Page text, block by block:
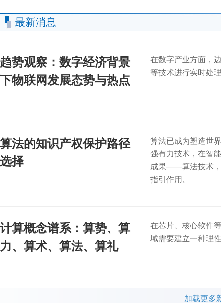
最新消息
趋势观察：数字经济背景
下物联网发展态势与热点
在数字产业方面，
等技术进行实时处
算法的知识产权保护路径
选择
算法已成为塑造世
强有力技术，在智
成果——算法技术，
指引作用。
计算概念谱系：算势、算
力、算术、算法、算礼
在芯片、核心软件
域需要建立一种理
加载更多